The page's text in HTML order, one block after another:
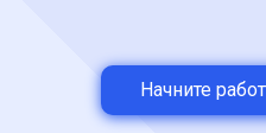
Начните